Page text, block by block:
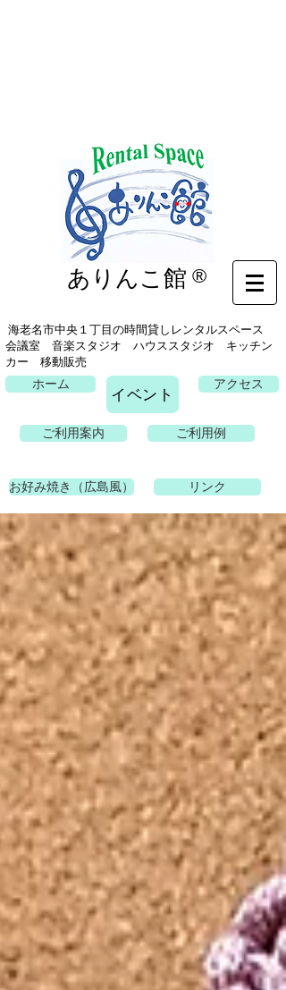
イベント
ありんこ館 ®
海老名市中央１丁目の時間貸しレンタルスペース
会議室 音楽スタジオ ハウススタジオ キッチン
カー 移動販売
ホーム
イベント
アクセス
ご利用案内 ご利用例
お好み焼き（広島風） リンク